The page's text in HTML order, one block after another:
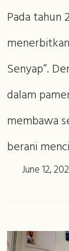
Pada tahun
Senyap”.
dalam
membawa
berani
June 12,